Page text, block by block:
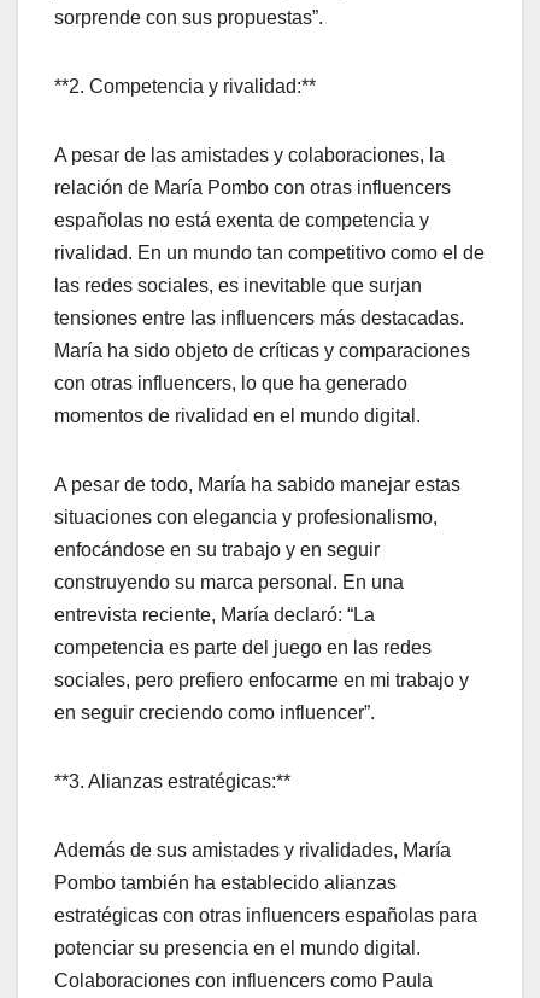
sorprende con sus propuestas”.
**2. Competencia y rivalidad:**
A pesar de las amistades y colaboraciones, la
relación de María Pombo con otras influencers
españolas no está exenta de competencia y
rivalidad. En un mundo tan competitivo como el de
las redes sociales, es inevitable que surjan
tensiones entre las influencers más destacadas.
María ha sido objeto de críticas y comparaciones
con otras influencers, lo que ha generado
momentos de rivalidad en el mundo digital.
A pesar de todo, María ha sabido manejar estas
situaciones con elegancia y profesionalismo,
enfocándose en su trabajo y en seguir
construyendo su marca personal. En una
entrevista reciente, María declaró: “La
competencia es parte del juego en las redes
sociales, pero prefiero enfocarme en mi trabajo y
en seguir creciendo como influencer”.
**3. Alianzas estratégicas:**
Además de sus amistades y rivalidades, María
Pombo también ha establecido alianzas
estratégicas con otras influencers españolas para
potenciar su presencia en el mundo digital.
Colaboraciones con influencers como Paula